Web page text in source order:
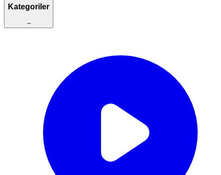
Kategoriler
–